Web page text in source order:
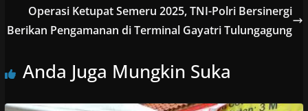
Operasi Ketupat Semeru 2025, TNI-Polri Bersinergi
Berikan Pengamanan di Terminal Gayatri Tulungagung
Anda Juga Mungkin Suka